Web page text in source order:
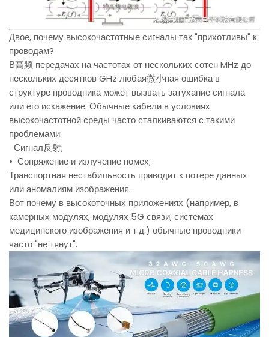
Двое, почему высокочастотные сигналы так "прихотливы" к
проводам?
В高频 передачах на частотах от нескольких сотен MHz до
нескольких десятков GHz любая微小ная ошибка в
структуре проводника может вызвать затухание сигнала
или его искажение. Обычные кабели в условиях
высокочастотной среды часто сталкиваются с такими
проблемами:
Сигнал反射;
• Сопряжение и излучение помех;
Транспортная нестабильность приводит к потере данных
или аномалиям изображения.
Вот почему в высокоточных приложениях (например, в
камерных модулях, модулях 5G связи, системах
медицинского изображения и т.д.) обычные проводники
часто "не тянут".